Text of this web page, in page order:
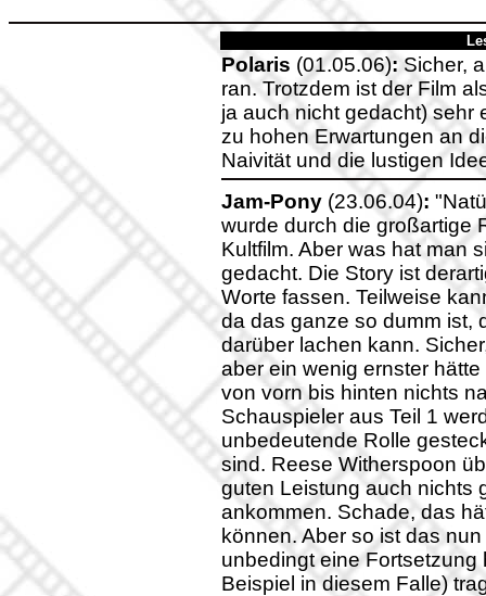
Polaris (01.05.06): Sicher,
ran. Trotzdem ist der Film
ja auch nicht gedacht) sehr
zu hohen Erwartungen an
Naivität und die lustigen
Jam-Pony (23.06.04):
wurde durch die großartige
Kultfilm. Aber was hat man
gedacht. Die Story ist
Worte fassen. Teilweise
da das ganze so dumm ist,
darüber lachen kann.
aber ein wenig ernster
von vorn bis hinten nichts
Schauspieler aus Teil 1
unbedeutende Rolle
sind. Reese Witherspoon
guten Leistung auch nichts
ankommen. Schade, das
können. Aber so ist das
unbedingt eine Fortsetzung
Beispiel in diesem Falle)